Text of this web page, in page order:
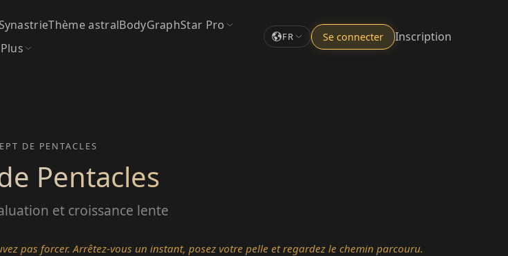
Thème astralBodyGraphStar Pro
Plus
FR Se connecter Inscription
DE PENTACLES
Pentacles
et croissance lente
pas forcer. Arrêtez-vous un instant, posez votre pelle et regardez le chemin parcouru.